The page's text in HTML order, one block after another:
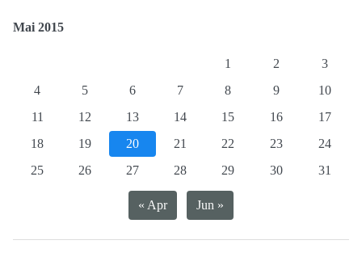
Mai 2015
1 2
3
4
5 6 7 8 9
10
11
12 13 14 15 16
17
18
19 20 21 22 23
24
25
26 27 28 29 30 31
« Apr Jun »